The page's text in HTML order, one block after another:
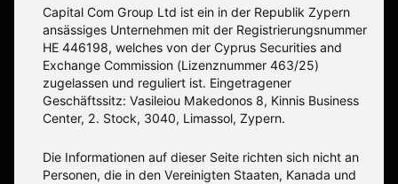
Capital Com Group Ltd ist ein in der Republik Zypern
ansässiges Unternehmen mit der Registrierungsnummer
ΗΕ 446198, welches von der Cyprus Securities and
Exchange Commission (Lizenznummer 463/25)
zugelassen und reguliert ist. Eingetragener
Geschäftssitz: Vasileiou Makedonos 8, Kinnis Business
Center, 2. Stock, 3040, Limassol, Zypern.
Die Informationen auf dieser Seite richten sich nicht an
Personen, die in den Vereinigten Staaten, Kanada und